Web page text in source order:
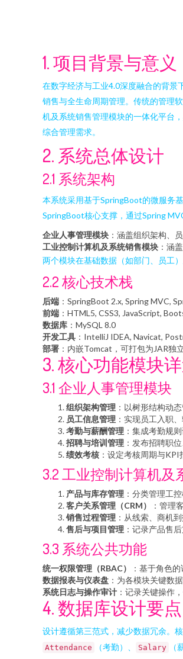
1. 项目背景与意义
在数字经济与工业4.0深度融合的背景
销售与全生命周期管理。传统的管理
机及系统销售管理模块的一体化平台
综合管理需求。
2. 系统总体设计
2.1 系统架构
本系统采用基于SpringBoot的微服务
SpringBoot核心支撑，通过Spring
企业人事管理模块 ：涵盖组织架构、
工业控制计算机及系统销售模块 ：涵
两个模块在基础数据（如部门、员工
2.2 核心技术栈
后端 ：SpringBoot 2.x, Spring MVC,
前端 ：HTML5, CSS3, JavaScript,
数据库 ：MySQL 8.0
开发工具 ：IntelliJ IDEA, Navicat,
部署 ：内嵌Tomcat，可打包为JAR独
3. 核心功能模块
3.1 企业人事管理模块
组织架构管理 ：以树形结构动
员工信息管理 ：实现员工入职
考勤与薪酬管理 ：集成考勤规
招聘与培训管理 ：发布招聘职
绩效考核 ：设定考核周期与KPI
3.2 工业控制计算机及
产品与库存管理 ：分类管理工
客户关系管理（CRM）
：管理
销售过程管理 ：从线索、商机
售后与项目管理 ：记录产品售
3.3 系统公共功能
统一权限管理（RBAC）
：基于角色
数据报表与仪表盘 ：为各模块关键数
系统日志与操作审计 ：记录关键操作
4. 数据库设计要点
设计遵循第三范式，减少数据冗余。
Attendance （考勤）、 Salary